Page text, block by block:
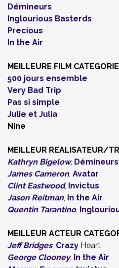
Démineurs
Inglourious Basterds
Precious
In the Air
MEILLEURE FILM
500 jours ensemble
Very Bad Trip
Pas si simple
Julie et Julia
Nine
MEILLEUR REALISATEUR/
Kathryn Bigelow, Démineurs
James Cameron, Avatar
Clint Eastwood, Invictus
Jason Reitman, In the Air
Quentin Tarantino,
MEILLEUR ACTEUR
Jeff Bridges, Crazy Heart
George Clooney, In the Air